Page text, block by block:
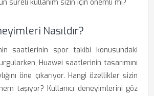
süreli kullanım sizin için önemli mi?
Nasıldır?
saatlerinin spor takibi konusundaki
Huawei saatlerinin tasarımını
öne çıkarıyor. Hangi özellikler sizin
taşıyor? Kullanıcı deneyimlerini göz